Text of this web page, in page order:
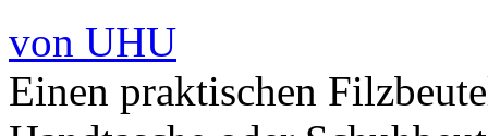
von UHU
Einen praktischen